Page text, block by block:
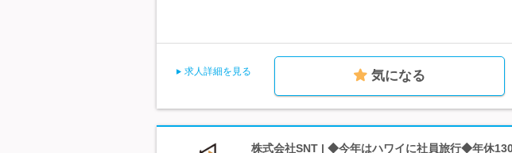
求人詳細を見る 気になる
株式会社SNT | ◆今年はハワイに社員旅行◆年休